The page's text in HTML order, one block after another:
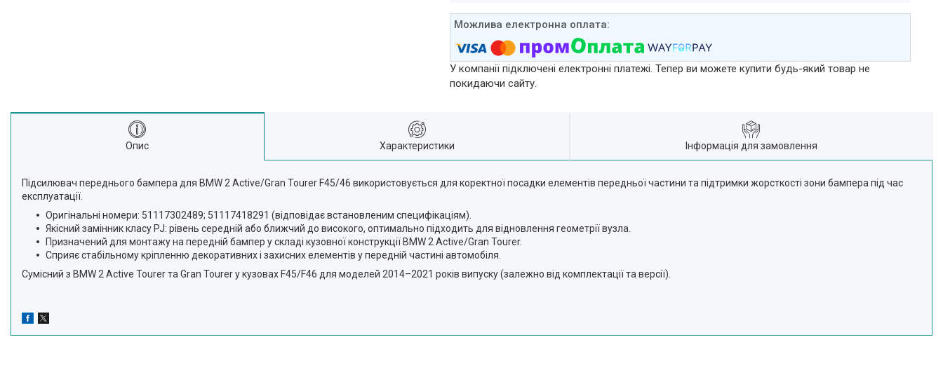
У компанії підключені електронні платежі. Тепер ви можете купити будь-який товар не
покидаючи сайту.
Опис Характеристики Інформація для замовлення
Підсилювач переднього бампера для BMW 2 Active/Gran Tourer F45/46 використовується для коректної посадки елементів передньої частини та підтримки жорсткості зони бампера під час
експлуатації.
Оригінальні номери: 51117302489; 51117418291 (відповідає встановленим специфікаціям).
Якісний замінник класу PJ: рівень середній або ближчий до високого, оптимально підходить для відновлення геометрії вузла.
Призначений для монтажу на передній бампер у складі кузовної конструкції BMW 2 Active/Gran Tourer.
Сприяє стабільному кріпленню декоративних і захисних елементів у передній частині автомобіля.
Сумісний з BMW 2 Active Tourer та Gran Tourer у кузовах F45/F46 для моделей 2014–2021 років випуску (залежно від комплектації та версії).